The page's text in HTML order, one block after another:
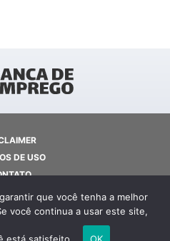
DE USO
NÓS
PRIVACIDADE
DE INFORMAÇÕES
que você tenha a melhor
você continua a usar este site,
está satisfeito. OK